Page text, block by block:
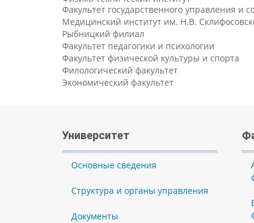
Факультет государственного управления и
Медицинский институт им. Н.В.
Рыбницкий филиал
Факультет педагогики и психологии
Факультет физической культуры и спорта
Филологический факультет
Экономический факультет
Университет
Основные сведения
Структура и органы управления
Документы